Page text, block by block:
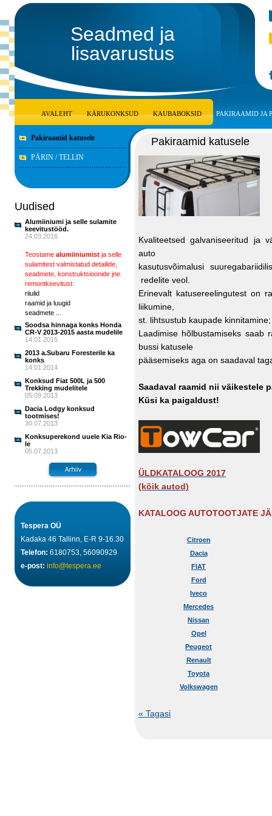
Seadmed ja
lisavarustus
AVALEHT KÄRUKONKSUD KAUBABOKSID PAKIRAAMID JA
Pakiraamid katusele
PÄRIN / TELLIN
Uudised
Alumiiniumi ja selle sulamite
keevitustööd.
24.03.2016
Teostame alumiiniumist ja selle
sulamitest valmistatud detailide,
seadmete, konstruktsioonide jne.
remontkeevitust:
riiulid
raamid ja luugid
seadmete ...
Soodsa hinnaga konks Honda
CR-V 2013-2015 aasta mudelile
14.01.2015
2013 a.Subaru Foresterile ka
konks
14.01.2014
Konksud Fiat 500L ja 500
Trekking mudelitele
05.09.2013
Dacia Lodgy konksud
tootmises!
30.07.2013
Konksuperekond uuele Kia Rio-
le
05.07.2013
Tespera OÜ
Kadaka 46 Tallinn, E-R 9-16.30
Telefon: 6180753, 56090929
e-post: info@tespera.ee
Pakiraamid katusele
Kvaliteetsed galvaniseeritud ja
auto
kasutusvõimalusi
redelite veol.
Erinevalt katusereelingutest on
liikumine,
st. lihtsustub kaupade
Laadimise hõlbustamiseks saab
bussi katusele
pääsemiseks aga on saadaval
Saadaval raamid nii väikestele
Küsi ka paigaldust!
ÜLDKATALOOG 2017
(kõik autod)
KATALOOG AUTOTOOTJATE
Citroen
Dacia
FIAT
Ford
Iveco
Mercedes
Nissan
Opel
Peugeot
Renault
Toyota
Volkswagen
« Tagasi